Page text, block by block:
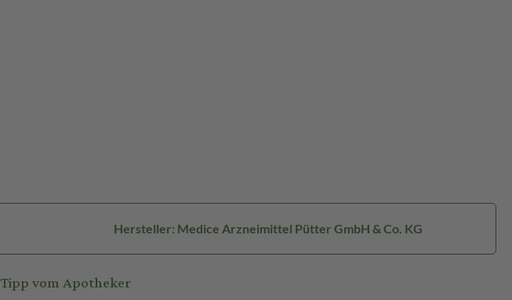
Hersteller: Medice Arzneimittel Pütter GmbH & Co. KG
Tipp vom Apotheker